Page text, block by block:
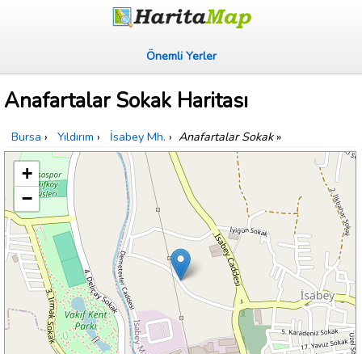
Önemli Yerler
Anafartalar Sokak Haritası
Bursa › Yıldırım › İsabey Mh. › Anafartalar Sokak»
+
−